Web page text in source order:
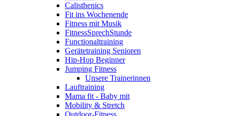
Calisthenics
Fit ins Wochenende
Fitness mit Musik
FitnessSprechStunde
Functionaltraining
Gerätetraining Senioren
Hip-Hop Beginner
Jumping Fitness
Unsere Trainerinnen
Lauftraining
Mama fit - Baby mit
Mobility & Stretch
Outdoor-Fitness